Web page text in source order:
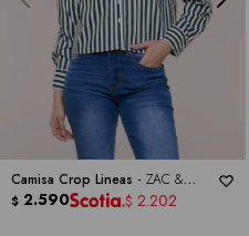
Camisa Crop Lineas - ZAC &
RACHEL
$ 2.590 $ 2.202